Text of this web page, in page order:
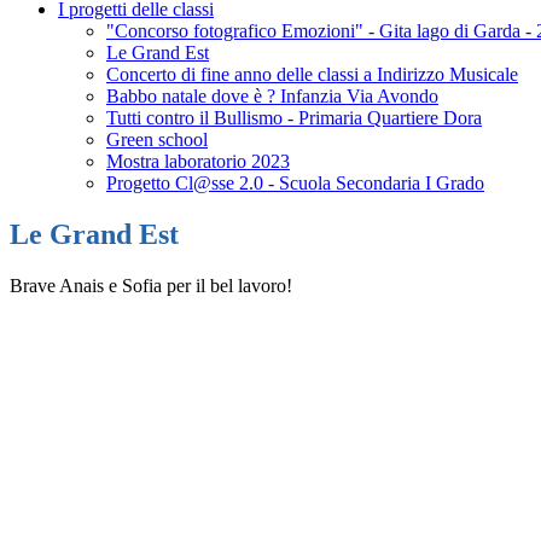
I progetti delle classi
"Concorso fotografico Emozioni" - Gita lago di Garda -
Le Grand Est
Concerto di fine anno delle classi a Indirizzo Musicale
Babbo natale dove è ? Infanzia Via Avondo
Tutti contro il Bullismo - Primaria Quartiere Dora
Green school
Mostra laboratorio 2023
Progetto Cl@sse 2.0 - Scuola Secondaria I Grado
Le Grand Est
Brave Anais e Sofia per il bel lavoro!